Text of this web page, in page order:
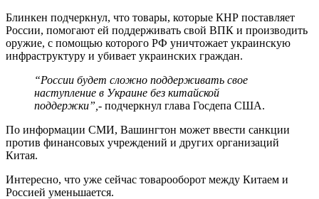
Блинкен подчеркнул, что товары, которые КНР поставляет
России, помогают ей поддерживать свой ВПК и производить
оружие, с помощью которого РФ уничтожает украинскую
инфраструктуру и убивает украинских граждан.
“России будет сложно поддерживать свое
наступление в Украине без китайской
поддержки”, - подчеркнул глава Госдепа США.
По информации СМИ, Вашингтон может ввести санкции
против финансовых учреждений и других организаций
Китая.
Интересно, что уже сейчас товарооборот между Китаем и
Россией уменьшается.